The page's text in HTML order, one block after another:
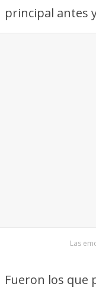
principal antes
Las
Fueron los que